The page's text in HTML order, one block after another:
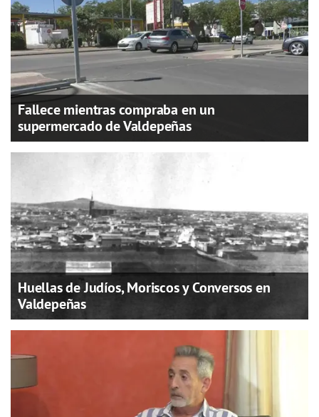
Fallece mientras compraba en un
supermercado de Valdepeñas
Huellas de Judíos, Moriscos y Conversos en
Valdepeñas